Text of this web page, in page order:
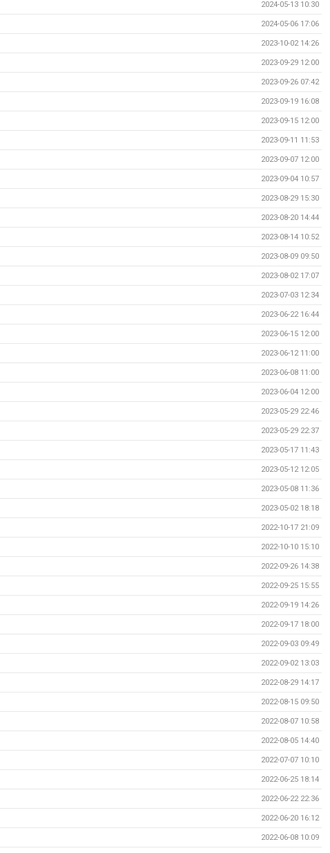
2024-05-13 10:30
2024-05-06 17:06
2023-10-02 14:26
2023-09-29 12:00
2023-09-26 07:42
2023-09-19 16:08
2023-09-15 12:00
2023-09-11 11:53
2023-09-07 12:00
2023-09-04 10:57
2023-08-29 15:30
2023-08-20 14:44
2023-08-14 10:52
2023-08-09 09:50
2023-08-02 17:07
2023-07-03 12:34
2023-06-22 16:44
2023-06-15 12:00
2023-06-12 11:00
2023-06-08 11:00
2023-06-04 12:00
2023-05-29 22:46
2023-05-29 22:37
2023-05-17 11:43
2023-05-12 12:05
2023-05-08 11:36
2023-05-02 18:18
2022-10-17 21:09
2022-10-10 15:10
2022-09-26 14:38
2022-09-25 15:55
2022-09-19 14:26
2022-09-17 18:00
2022-09-03 09:49
2022-09-02 13:03
2022-08-29 14:17
2022-08-15 09:50
2022-08-07 10:58
2022-08-05 14:40
2022-07-07 10:10
2022-06-25 18:14
2022-06-22 22:36
2022-06-20 16:12
2022-06-08 10:09